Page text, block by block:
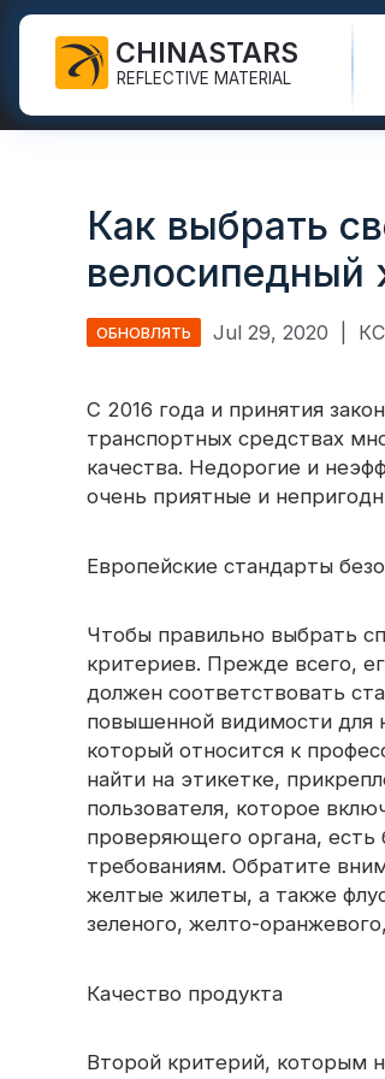
CHINASTARS
REFLECTIVE MATERIAL
для СИЗ
Промышленная моющая
лента
Светоотражающая лента
Теплопередающий винил и
логотип
Светоотражающая лента
Призматическая лента
Светящийся в темноте
материал
Радужная
светоотражающая ткань
для печати
светоотражающая ткань
Цветная светоотражающая
ткань
светоотражающая ткань
Привет Vis Куртки
Защитные штаны
Защитный плащ
толстовки
Защитные комбинезоны
вопросы
новые продукты
Каталог
Международные
Quick Links:
Как выбрать
велосипедный
ОБНОВЛЯТЬ Jul 29, 2020
С 2016 года и принятия
транспортных средствах
качества. Недорогие и
очень приятные и
Европейские стандарты
Чтобы правильно выбрать
критериев. Прежде всего,
должен соответствовать
повышенной видимости для
который относится к
найти на этикетке,
пользователя, которое
проверяющего органа, есть
требованиям. Обратите
желтые жилеты, а также
зеленого, желто-
Качество продукта
Второй критерий, которым